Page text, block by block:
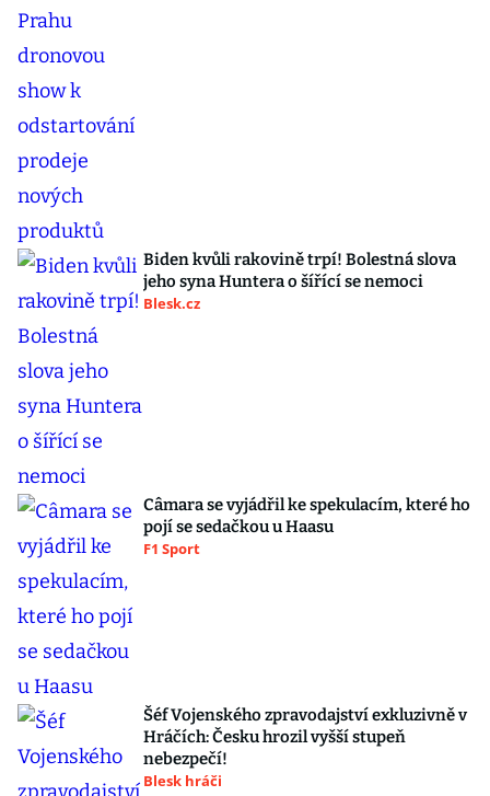
Biden kvůli rakovině trpí! Bolestná slova
jeho syna Huntera o šířící se nemoci
Blesk.cz
Câmara se vyjádřil ke spekulacím, které ho
pojí se sedačkou u Haasu
F1 Sport
Šéf Vojenského zpravodajství exkluzivně v
Hráčích: Česku hrozil vyšší stupeň
nebezpečí!
Blesk hráči